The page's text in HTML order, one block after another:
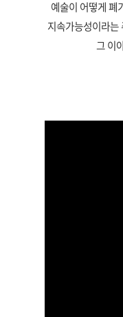
예술이 어떻게 폐
지속가능성이라는
그 이